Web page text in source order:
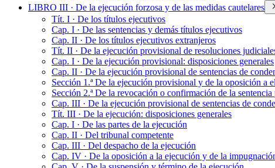
LIBRO III · De la ejecución forzosa y de las medidas cautelares
Tít. I · De los títulos ejecutivos
Cap. I · De las sentencias y demás títulos ejecutivos
Cap. II · De los títulos ejecutivos extranjeros
Tít. II · De la ejecución provisional de resoluciones
Cap. I · De la ejecución provisional: disposiciones generales
Cap. II · De la ejecución provisional de sentencias de
Sección 1.ª De la ejecución provisional y de la oposición a
Sección 2.ª De la revocación o confirmación de la
Cap. III · De la ejecución provisional de sentencias de
Tít. III · De la ejecución: disposiciones generales
Cap. I · De las partes de la ejecución
Cap. II · Del tribunal competente
Cap. III · Del despacho de la ejecución
Cap. IV · De la oposición a la ejecución y de la